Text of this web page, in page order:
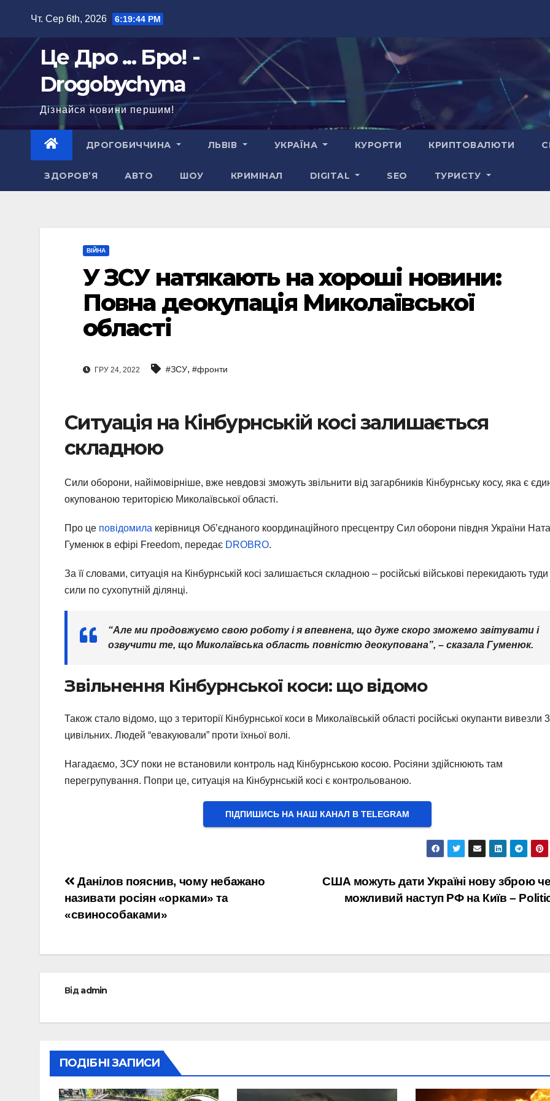
Чт. Сер 6th, 2026 6:19:44 PM
Це Дро ... Бро! -
Drogobychyna
Дізнайся новини першим!
ДРОГОБИЧЧИНА ЛЬВІВ УКРАЇНА КУРОРТИ КРИПТОВАЛЮТИ
ЗДОРОВ’Я АВТО ШОУ КРИМІНАЛ DIGITAL SEO ТУРИСТУ
ВІЙНА
У ЗСУ натякають на хороші новини:
Повна деокупація Миколаївської
області
ГРУ 24, 2022 #ЗСУ, #фронти
Ситуація на Кінбурнській косі залишається
складною
Сили оборони, найімовірніше, вже невдовзі зможуть звільнити від загарбників Кінбурнську косу, яка є
окупованою територією Миколаївської області.
Про це повідомила керівниця Об’єднаного координаційного пресцентру Сил оборони півдня України
Гуменюк в ефірі Freedom, передає DROBRO.
За її словами, ситуація на Кінбурнській косі залишається складною – російські військові перекидають туди
сили по сухопутній ділянці.
“Але ми продовжуємо свою роботу і я впевнена, що дуже скоро зможемо звітувати і
озвучити те, що Миколаївська область повністю деокупована”, – сказала Гуменюк.
Звільнення Кінбурнської коси: що відомо
Також стало відомо, що з території Кінбурнської коси в Миколаївській області російські окупанти вивезли
цивільних. Людей “евакуювали” проти їхньої волі.
Нагадаємо, ЗСУ поки не встановили контроль над Кінбурнською косою. Росіяни здійснюють там
перегрупування. Попри це, ситуація на Кінбурнській косі є контрольованою.
ПІДПИШИСЬ НА НАШ КАНАЛ В ТELEGRAM
Навігація
записів
США можуть дати Україні нову зброю
можливий наступ РФ на Київ –
Данілов пояснив, чому небажано
називати росіян «орками» та
«свинособаками»
Відadmin
ПОДІБНІ ЗАПИСИ